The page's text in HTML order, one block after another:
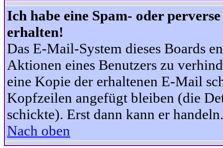
Ich habe eine Spam- oder
erhalten!
Das E-Mail-System dieses Boards
Aktionen eines Benutzers zu
eine Kopie der erhaltenen E-Mail
Kopfzeilen angefügt bleiben (die
schickte). Erst dann kann er handeln.
Nach oben